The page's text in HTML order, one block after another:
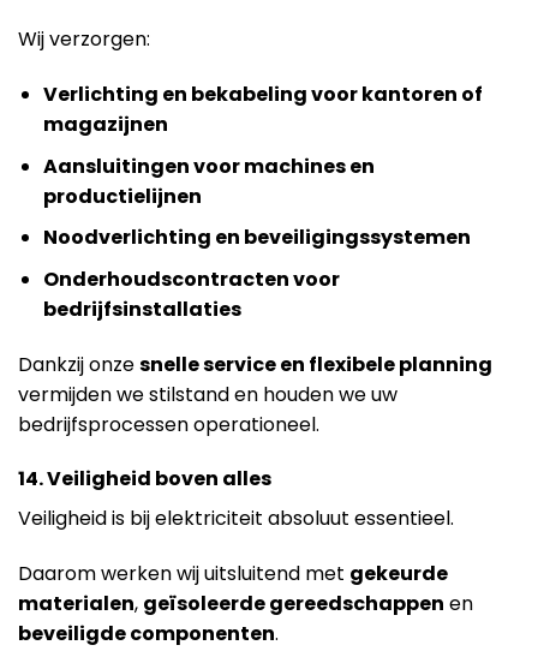
Wij verzorgen:
Verlichting en bekabeling voor kantoren of
magazijnen
Aansluitingen voor machines en
productielijnen
Noodverlichting en beveiligingssystemen
Onderhoudscontracten voor
bedrijfsinstallaties
Dankzij onzesnelle service en flexibele planning
vermijden we stilstand en houden we uw
bedrijfsprocessen operationeel.
14. Veiligheid boven alles
Veiligheid is bij elektriciteit absoluut essentieel.
Daarom werken wij uitsluitend met gekeurde
materialen, geïsoleerde gereedschappen en
beveiligde componenten.